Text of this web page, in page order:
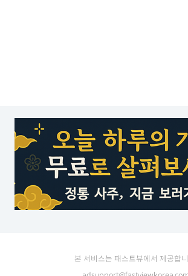
본 서비스는 패스트뷰에서 제공합